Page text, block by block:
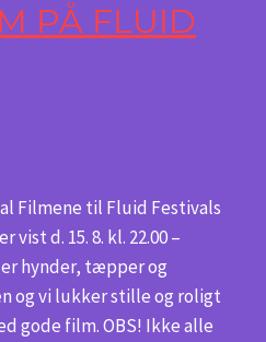
PÅ FLUID
Filmene til Fluid Festivals
vist d. 15. 8. kl. 22.00 –
hynder, tæpper og
og vi lukker stille og roligt
gode film. OBS! Ikke alle